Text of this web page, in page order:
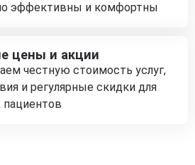
эффективны и комфортны
цены и акции
честную стоимость услуг,
и регулярные скидки для